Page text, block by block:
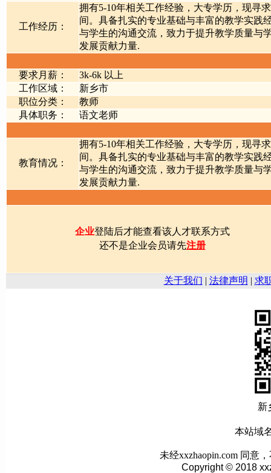
工作经历：
拥有5-10年相关工作经验，大专学历，现寻
间。具备扎实的专业基础与丰富的教学实践
与学生的沟通交流，致力于提升教学质量与
发展贡献力量.
要求月薪：
3k-6k 以上
工作区域：
新乡市
职位分类：
教师
具体职务：
语文老师
教育情况：
拥有5-10年相关工作经验，大专学历，现寻
间。具备扎实的专业基础与丰富的教学实践
与学生的沟通交流，致力于提升教学质量与
发展贡献力量.
企业登陆后才能查看该人才联系方式
还不是企业会员请先注册
关于我们 | 法律声明 | 求
新
本站域
未经xxzhaopin.com 同意
Copyright © 2018